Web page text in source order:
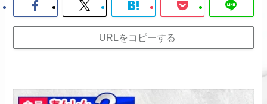
URLをコピーする